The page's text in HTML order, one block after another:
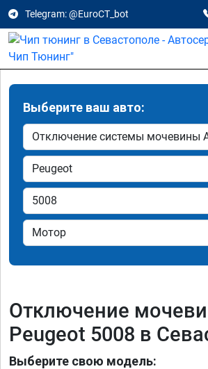
Telegram: @EuroCT_bot
Выберите ваш авто:
Отключение
Peugeot 5008 в
Выберите свою модель: